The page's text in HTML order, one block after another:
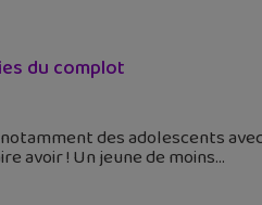
du complot
des adolescents
avoir ! Un jeune de moins